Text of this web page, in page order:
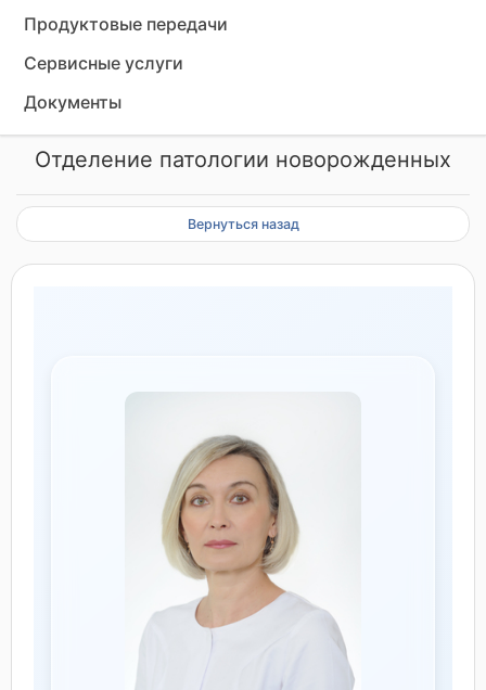
Продуктовые передачи
Сервисные услуги
Документы
Отделение патологии новорожденных
Вернуться назад